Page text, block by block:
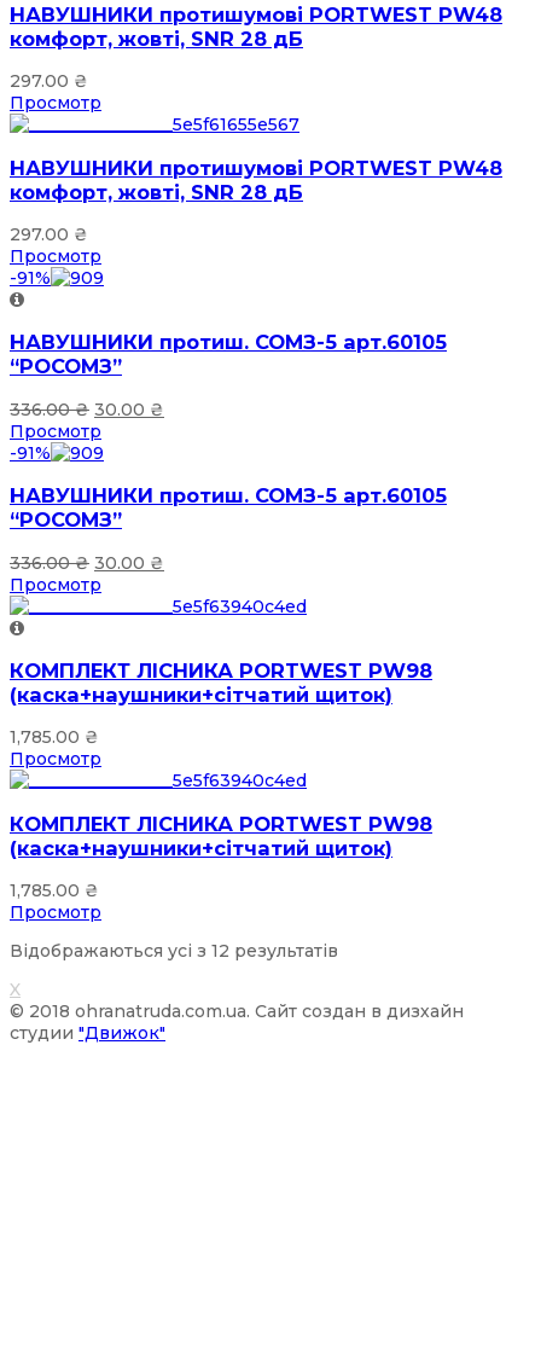
НАВУШНИКИ протишумові PORTWEST PW48
комфорт, жовті, SNR 28 дБ
297.00 ₴
Просмотр
НАВУШНИКИ протишумові PORTWEST PW48
комфорт, жовті, SNR 28 дБ
297.00 ₴
Просмотр
-91%
НАВУШНИКИ протиш. СОМЗ-5 арт.60105
“РОСОМЗ”
336.00₴ 30.00 ₴
Просмотр
-91%
НАВУШНИКИ протиш. СОМЗ-5 арт.60105
“РОСОМЗ”
336.00₴ 30.00 ₴
Просмотр
КОМПЛЕКТ ЛІСНИКА PORTWEST PW98
(каска+наушники+сітчатий щиток)
1,785.00 ₴
Просмотр
КОМПЛЕКТ ЛІСНИКА PORTWEST PW98
(каска+наушники+сітчатий щиток)
1,785.00 ₴
Просмотр
Відображаються усі з 12 результатів
X
© 2018 ohranatruda.com.ua. Сайт создан в дизхайн
студии "Движок"